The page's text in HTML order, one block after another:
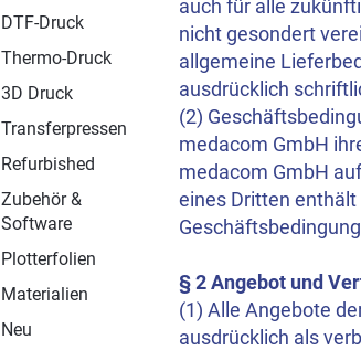
auch für alle
nicht gesondert
allgemeine
ausdrücklich
(2)
medacom GmbH
medacom GmbH
eines Dritten
§ 2 Angebot und
(1) Alle Angebote
ausdrücklich als
DTF-Druck
Thermo-Druck
3D Druck
Transferpressen
Refurbished
Zubehör &
Software
Plotterfolien
Materialien
Neu